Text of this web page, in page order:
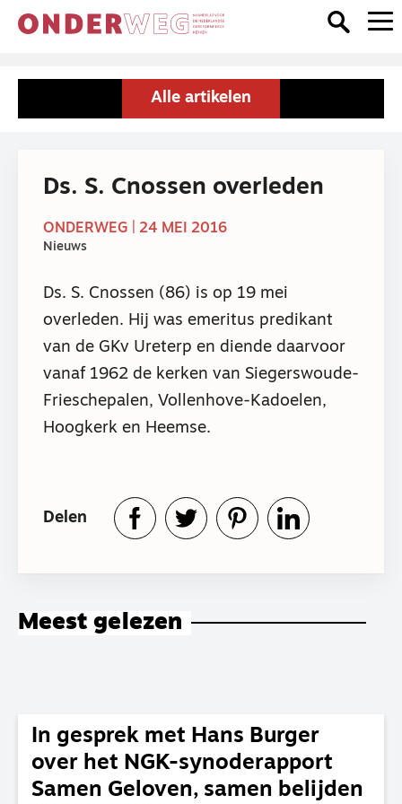
Alle artikelen
Ds. S. Cnossen overleden
ONDERWEG | 24 MEI 2016
Nieuws
Ds. S. Cnossen (86) is op 19 mei
overleden. Hij was emeritus predikant
van de GKv Ureterp en diende daarvoor
vanaf 1962 de kerken van Siegerswoude-
Frieschepalen, Vollenhove-Kadoelen,
Hoogkerk en Heemse.
Delen
Meest gelezen
In gesprek met Hans Burger
over het NGK-synoderapport
Samen Geloven, samen belijden